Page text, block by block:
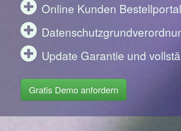
Online Kunden Bestellportal
Update Garantie und
Gratis Demo anfordern